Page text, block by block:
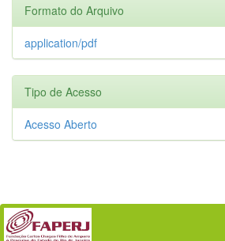
Formato do Arquivo
application/pdf
Tipo de Acesso
Acesso Aberto